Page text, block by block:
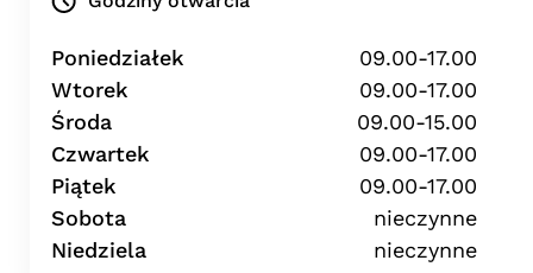
Poniedziałek
09.00-17.00
Wtorek
09.00-17.00
Środa
09.00-15.00
Czwartek
09.00-17.00
Piątek
09.00-17.00
Sobota
nieczynne
Niedziela
nieczynne